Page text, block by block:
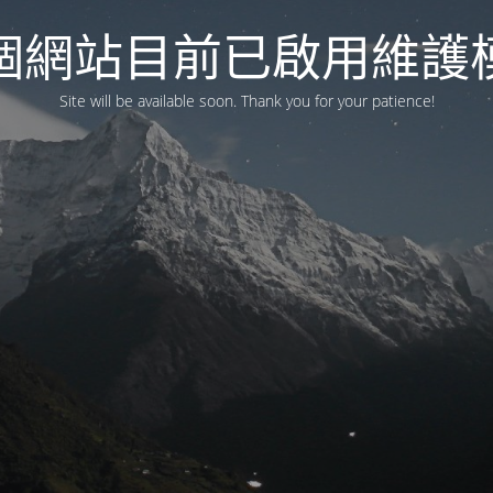
網站目前已啟用維護
Site will be available soon. Thank you for your patience!